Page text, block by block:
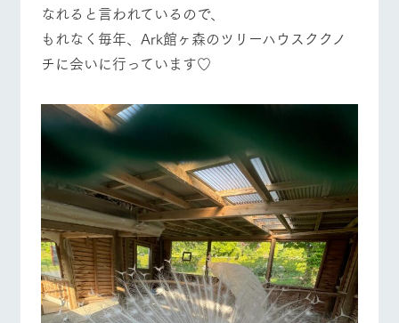
なれると言われているので、
もれなく毎年、Ark館ヶ森のツリーハウスククノ
チに会いに行っています♡